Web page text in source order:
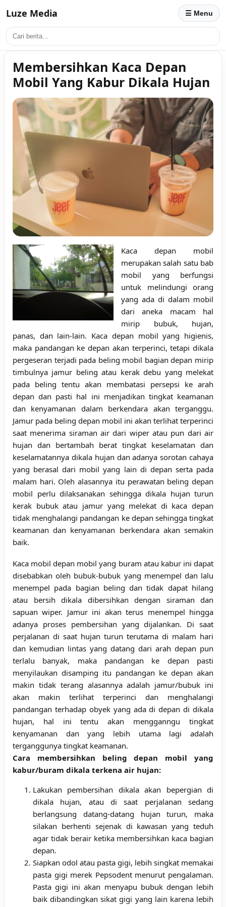
Luze Media ☰ Menu
Membersihkan Kaca Depan
Mobil Yang Kabur Dikala Hujan
Kaca depan mobil
merupakan salah satu bab
mobil yang berfungsi
untuk melindungi orang
yang ada di dalam mobil
dari aneka macam hal
mirip bubuk, hujan,
panas, dan lain-lain. Kaca depan mobil yang higienis,
maka pandangan ke depan akan terperinci, tetapi dikala
pergeseran terjadi pada beling mobil bagian depan mirip
timbulnya jamur beling atau kerak debu yang melekat
pada beling tentu akan membatasi persepsi ke arah
depan dan pasti hal ini menjadikan tingkat keamanan
dan kenyamanan dalam berkendara akan terganggu.
Jamur pada beling depan mobil ini akan terlihat terperinci
saat menerima siraman air dari wiper atau pun dari air
hujan dan bertambah berat tingkat keselamatan dan
keselamatannya dikala hujan dan adanya sorotan cahaya
yang berasal dari mobil yang lain di depan serta pada
malam hari. Oleh alasannya itu perawatan beling depan
mobil perlu dilaksanakan sehingga dikala hujan turun
kerak bubuk atau jamur yang melekat di kaca depan
tidak menghalangi pandangan ke depan sehingga tingkat
keamanan dan kenyamanan berkendara akan semakin
baik.
Kaca mobil depan mobil yang buram atau kabur ini dapat
disebabkan oleh bubuk-bubuk yang menempel dan lalu
menempel pada bagian beling dan tidak dapat hilang
atau bersih dikala dibersihkan dengan siraman dan
sapuan wiper. Jamur ini akan terus menempel hingga
adanya proses pembersihan yang dijalankan. Di saat
perjalanan di saat hujan turun terutama di malam hari
dan kemudian lintas yang datang dari arah depan pun
terlalu banyak, maka pandangan ke depan pasti
menyilaukan disamping itu pandangan ke depan akan
makin tidak terang alasannya adalah jamur/bubuk ini
akan makin terlihat terperinci dan menghalangi
pandangan terhadap obyek yang ada di depan di dikala
hujan, hal ini tentu akan mengganngu tingkat
kenyamanan dan yang lebih utama lagi adalah
terganggunya tingkat keamanan.
Cara membersihkan beling depan mobil yang
kabur/buram dikala terkena air hujan:
Lakukan pembersihan dikala akan bepergian di
dikala hujan, atau di saat perjalanan sedang
berlangsung datang-datang hujan turun, maka
silakan berhenti sejenak di kawasan yang teduh
agar tidak berair ketika membersihkan kaca bagian
depan.
Siapkan odol atau pasta gigi, lebih singkat memakai
pasta gigi merek Pepsodent menurut pengalaman.
Pasta gigi ini akan menyapu bubuk dengan lebih
baik dibandingkan sikat gigi yang lain karena lebih